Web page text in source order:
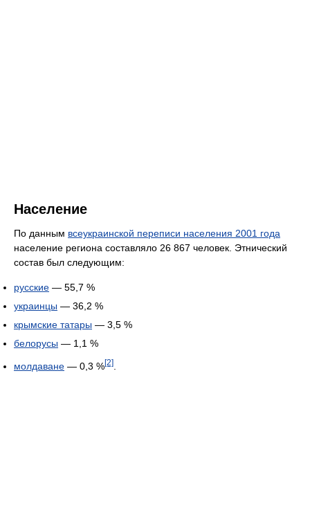
Население
По данным всеукраинской переписи населения 2001 года
население региона составляло 26 867 человек. Этнический
состав был следующим:
русские — 55,7 %
украинцы — 36,2 %
крымские татары — 3,5 %
белорусы — 1,1 %
молдаване — 0,3 %[2]